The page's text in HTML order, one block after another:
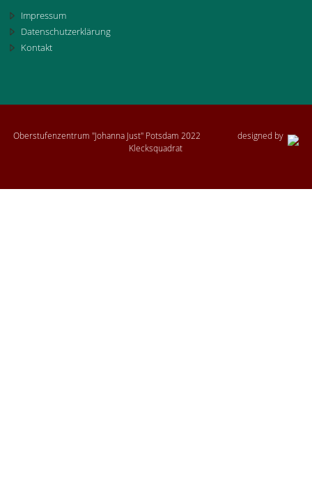
Impressum
Datenschutzerklärung
Kontakt
Oberstufenzentrum "Johanna Just" Potsdam 2022
designed by
Klecksquadrat